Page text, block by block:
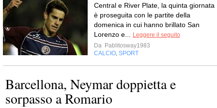
Central e River Plate, la quinta giornata
è proseguita con le partite della
domenica in cui hanno brillato San
Lorenzo e...
Leggere il seguito
Da Pablitosway1983
CALCIO SPORT
Barcellona, Neymar doppietta e
sorpasso a Romario